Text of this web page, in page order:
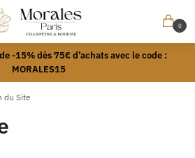
0
-15% dès 75€ d’achats avec le code :
MORALES15
du Site